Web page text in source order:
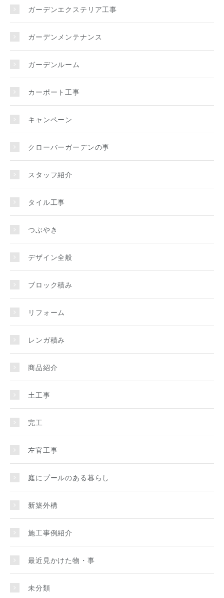
ガーデンエクステリア工事
ガーデンメンテナンス
ガーデンルーム
カーポート工事
キャンペーン
クローバーガーデンの事
スタッフ紹介
タイル工事
つぶやき
デザイン全般
ブロック積み
リフォーム
レンガ積み
商品紹介
土工事
完工
左官工事
庭にプールのある暮らし
新築外構
施工事例紹介
最近見かけた物・事
未分類